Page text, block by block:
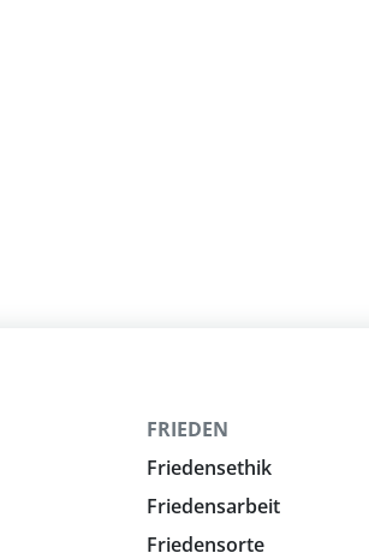
FRIEDEN
Friedensethik
Friedensarbeit
Friedensorte